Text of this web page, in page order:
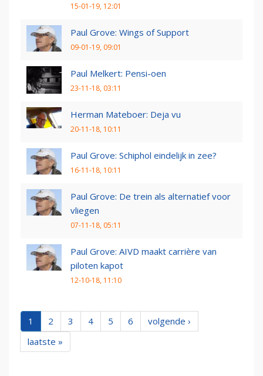
15-01-19, 12:01
Paul Grove: Wings of Support
09-01-19, 09:01
Paul Melkert: Pensi-oen
23-11-18, 03:11
Herman Mateboer: Deja vu
20-11-18, 10:11
Paul Grove: Schiphol eindelijk in zee?
16-11-18, 10:11
Paul Grove: De trein als alternatief voor
vliegen
07-11-18, 05:11
Paul Grove: AIVD maakt carrière van
piloten kapot
12-10-18, 11:10
1 2 3 4 5 6
volgende ›
laatste »